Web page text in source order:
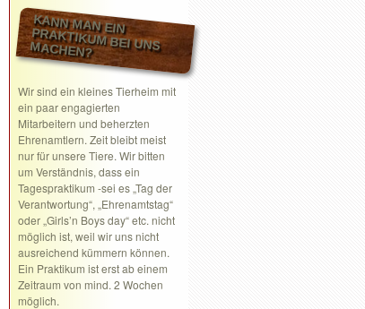
KANN MAN EIN
PRAKTIKUM BEI UNS MACHEN?
Wir sind ein kleines Tierheim mit
ein paar engagierten
Mitarbeitern und beherzten
Ehrenamtlern. Zeit bleibt meist
nur für unsere Tiere. Wir bitten
um Verständnis, dass ein
Tagespraktikum -sei es „Tag der
Verantwortung“, „Ehrenamtstag“
oder „Girls’n Boys day“ etc. nicht
möglich ist, weil wir uns nicht
ausreichend kümmern können.
Ein Praktikum ist erst ab einem
Zeitraum von mind. 2 Wochen
möglich.